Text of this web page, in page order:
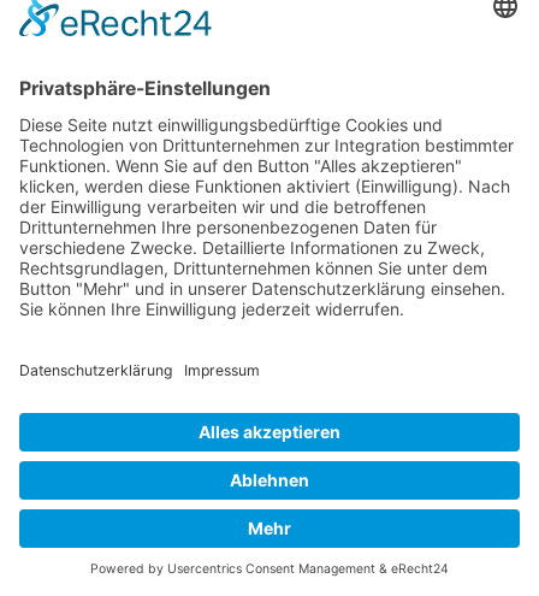
Q:Wie individuell sind die Inhalte der "Excel -
Diagramme und Grafiken: Meistern Sie
Erstellung von Excel-Diagrammen, von
Grundlagen bis zur Expertenvisualisierung."-
Inhouse-Schulung?
A:Wir passen die Inhalte jedes Seminars genau auf
die Bedürfnisse und Kenntnisstände der Teilnehmer
an. Durch das Vorgespräch stellen wir sicher, dass alle
Inhalte relevant und auf die Gruppe zugeschnitten
sind.
Q:Kann ich nach dem Seminar weiterhin
A:Ja, unsere Trainer stehen Ihnen auch nach dem
Seminar für Fragen zur Verfügung. Zudem erhalten
Sie Zugang zu unserer exklusiven Online-Community,
in der Sie sich mit anderen Teilnehmern austauschen
und zusätzliche Ressourcen nutzen können.